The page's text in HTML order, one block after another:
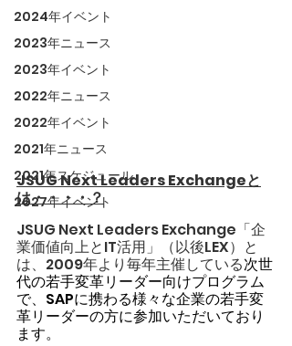
2024年イベント
2023年ニュース
2023年イベント
2022年ニュース
2022年イベント
2021年ニュース
2021年スケジュール
2027年イベント
JSUG Next Leaders Exchangeと
は・・・・？
JSUG Next Leaders Exchange「企
業価値向上とIT活用」（以後LEX）と
は、2009年より毎年主催している次世
代の若手変革リーダー向けプログラム
で、SAPに携わる様々な企業の若手変
革リーダーの方に参加いただいており
ます。